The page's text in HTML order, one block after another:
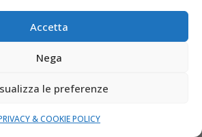
Accetta
Nega
le preferenze
& COOKIE POLICY
al trattamento dei miei dati
policy di questo sito web